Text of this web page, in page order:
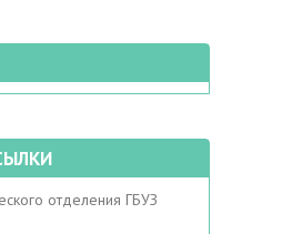
отделения ГБУЗ